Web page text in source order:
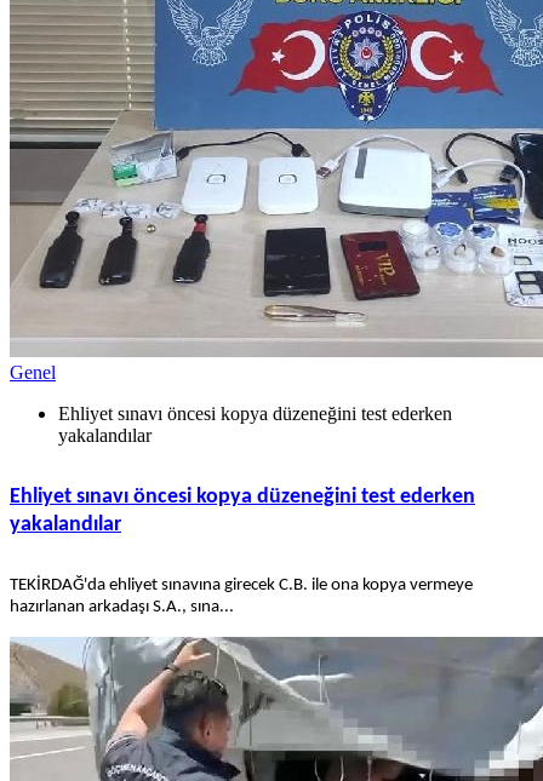
Genel
Ehliyet sınavı öncesi kopya düzeneğini test ederken
yakalandılar
Ehliyet sınavı öncesi kopya düzeneğini test ederken
yakalandılar
TEKİRDAĞ'da ehliyet sınavına girecek C.B. ile ona kopya vermeye
hazırlanan arkadaşı S.A., sına...